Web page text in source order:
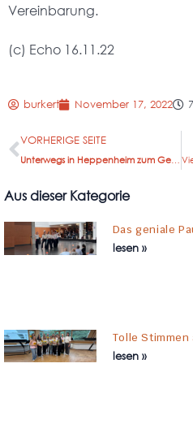
Vereinbarung.
(c) Echo 16.11.22
burkert November 17, 2022
VORHERIGE SEITE
Unterwegs in Heppenheim zum Gedenken an die Reichspogromnacht
Aus dieser Kategorie
Das geniale
lesen »
Tolle Stimmen
lesen »